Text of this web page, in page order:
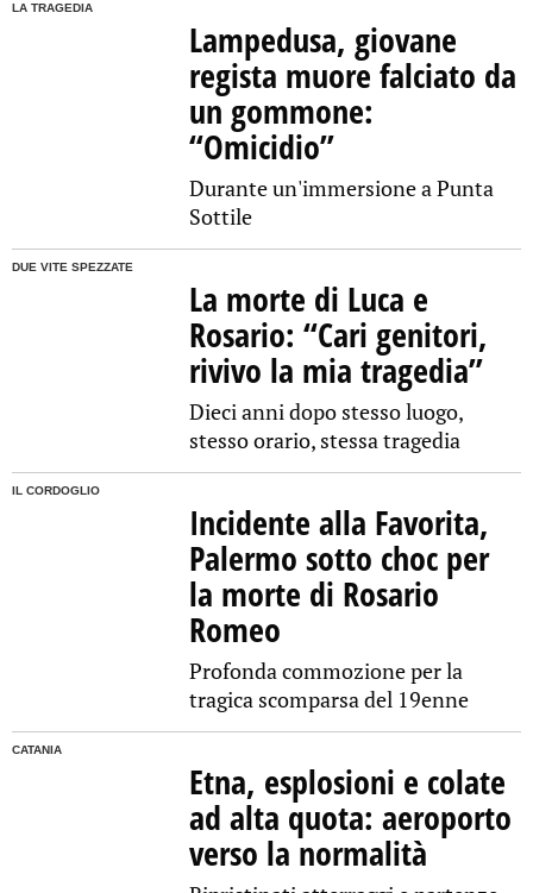
LA TRAGEDIA
Lampedusa, giovane
regista muore falciato da
un gommone:
“Omicidio”
Durante un'immersione a Punta
Sottile
DUE VITE SPEZZATE
La morte di Luca e
Rosario: “Cari genitori,
rivivo la mia tragedia”
Dieci anni dopo stesso luogo,
stesso orario, stessa tragedia
IL CORDOGLIO
Incidente alla Favorita,
Palermo sotto choc per
la morte di Rosario
Romeo
Profonda commozione per la
tragica scomparsa del 19enne
CATANIA
Etna, esplosioni e colate
ad alta quota: aeroporto
verso la normalità